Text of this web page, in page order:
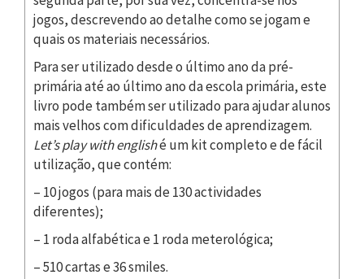
jogos, descrevendo ao detalhe como se jogam e
quais os materiais necessários.
Para ser utilizado desde o último ano da pré-
primária até ao último ano da escola primária, este
livro pode também ser utilizado para ajudar alunos
mais velhos com dificuldades de aprendizagem.
Let’s play with englishé um kit completo e de fácil
utilização, que contém:
– 10 jogos (para mais de 130 actividades
diferentes);
– 1 roda alfabética e 1 roda meterológica;
– 510 cartas e 36 smiles.